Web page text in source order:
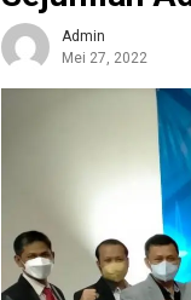
Admin
Mei 27, 2022